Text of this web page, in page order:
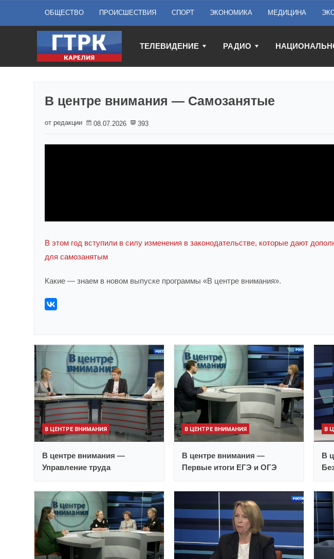
ОБЩЕСТВО ПРОИСШЕСТВИЯ СПОРТ ЭКОНОМИКА МЕДИЦИНА
ТЕЛЕВИДЕНИЕ РАДИО
В центре внимания — Самозанятые
от редакции 08.07.2026 393
В этом год вступили в силу изменения в законодательстве, которые дают
для самозанятым
Какие — знаем в новом выпуске программы «В центре внимания».
В ЦЕНТРЕ ВНИМАНИЯ
В центре внимания —
Управление труда
В ЦЕНТРЕ ВНИМАНИЯ
В центре внимания —
Первые итоги ЕГЭ и ОГЭ
В
В